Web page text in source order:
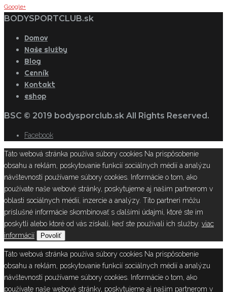
Google+
BODYSPORTCLUB.sk
Domov
Naše služby
Blog
Cenník
Kontakt
eshop
BSC © 2019 bodysporclub.sk All Rights Reserved.
Facebook
Táto webová stránka používa súbory cookies Na prispôsobenie
obsahu a reklám, poskytovanie funkcií sociálnych médií a analýzu
návštevnosti používame súbory cookies. Informácie o tom, ako
používate naše webové stránky, poskytujeme aj našim partnerom v
oblasti sociálnych médií, inzercie a analýzy. Títo partneri môžu
príslušné informácie skombinovať s ďalšími údajmi, ktoré ste im
poskytli alebo ktoré od vás získali, keď ste používali ich služby. viac
informácií
Povoliť
Táto webová stránka používa súbory cookies Na prispôsobenie
obsahu a reklám, poskytovanie funkcií sociálnych médií a analýzu
návštevnosti používame súbory cookies. Informácie o tom, ako
používate naše webové stránky, poskytujeme aj našim partnerom v